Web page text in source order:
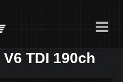
TDI 190ch